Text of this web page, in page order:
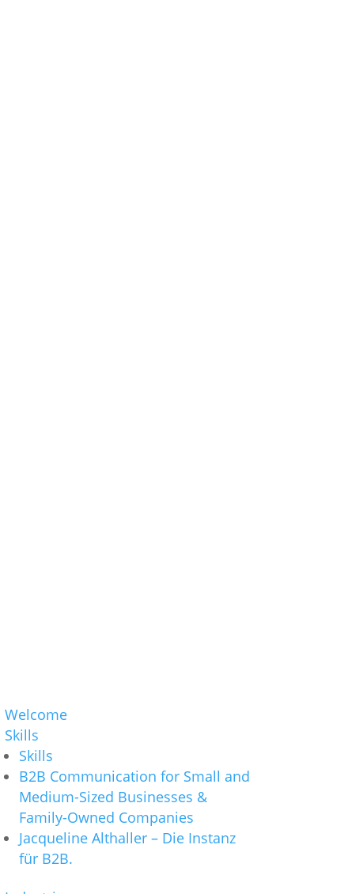
Welcome
Skills
Skills
B2B Communication for Small and
Medium-Sized Businesses &
Family-Owned Companies
Jacqueline Althaller – Die Instanz
für B2B.